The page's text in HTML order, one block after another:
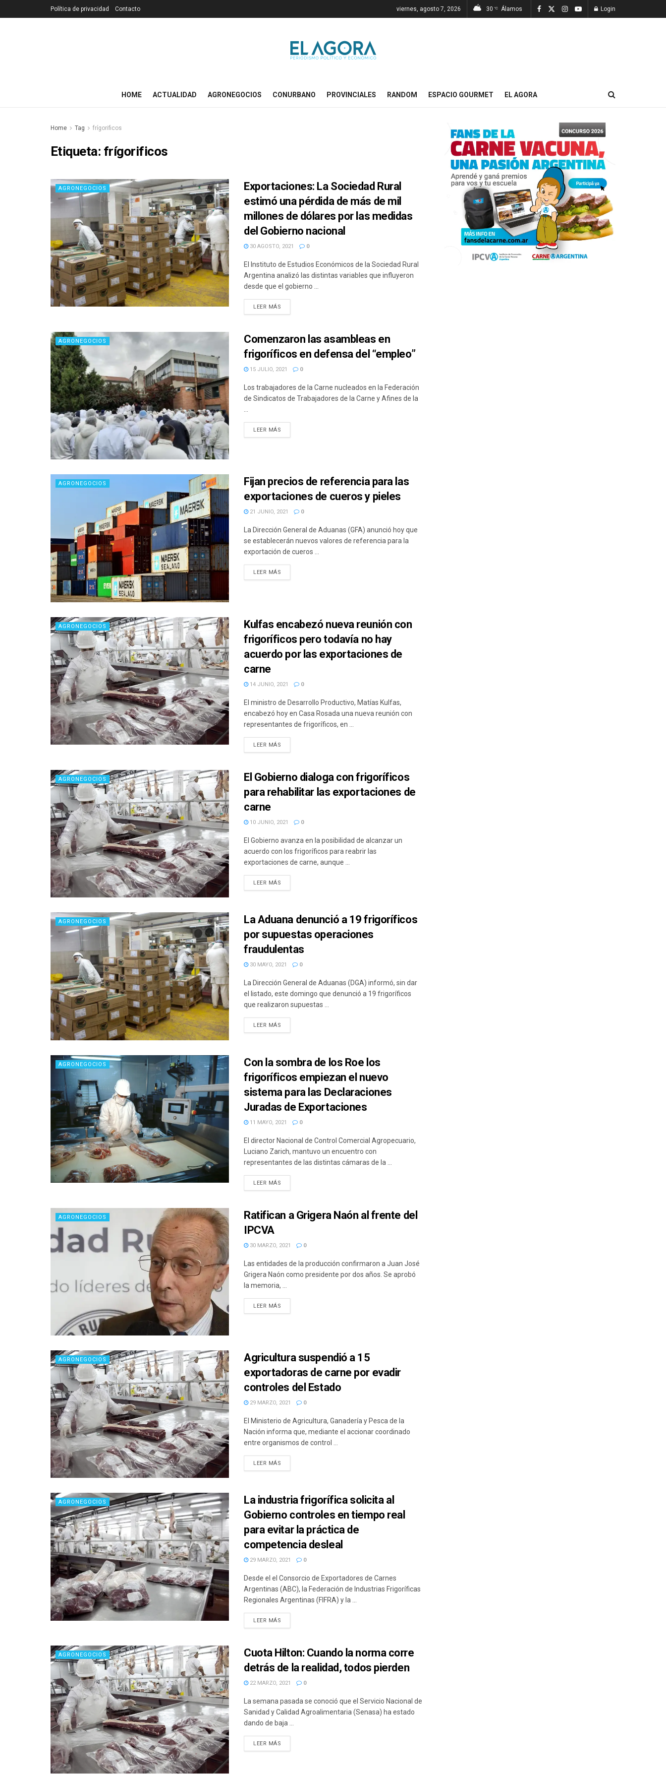
Política de privacidad Contacto viernes, agosto 7, 2026 30 °C Álamos Login
HOME ACTUALIDAD AGRONEGOCIOS CONURBANO PROVINCIALES RANDOM ESPACIO GOURMET EL AGORA
Home Tag frígorificos
Etiqueta: frígorificos
AGRONEGOCIOS
Exportaciones: La Sociedad Rural
estimó una pérdida de más de mil
millones de dólares por las medidas
del Gobierno nacional
30 AGOSTO, 2021 0
El Instituto de Estudios Económicos de la Sociedad Rural
Argentina analizó las distintas variables que influyeron
desde que el gobierno ...
LEER MÁS
AGRONEGOCIOS
Comenzaron las asambleas en
frigoríficos en defensa del “empleo”
15 JULIO, 2021 0
Los trabajadores de la Carne nucleados en la Federación
de Sindicatos de Trabajadores de la Carne y Afines de la
LEER MÁS
AGRONEGOCIOS
Fijan precios de referencia para las
exportaciones de cueros y pieles
21 JUNIO, 2021 0
La Dirección General de Aduanas (GFA) anunció hoy que
se establecerán nuevos valores de referencia para la
exportación de cueros ...
LEER MÁS
AGRONEGOCIOS
Kulfas encabezó nueva reunión con
frigoríficos pero todavía no hay
acuerdo por las exportaciones de
carne
14 JUNIO, 2021 0
El ministro de Desarrollo Productivo, Matías Kulfas,
encabezó hoy en Casa Rosada una nueva reunión con
representantes de frigoríficos, en ...
LEER MÁS
AGRONEGOCIOS
El Gobierno dialoga con frigoríficos
para rehabilitar las exportaciones de
carne
10 JUNIO, 2021 0
El Gobierno avanza en la posibilidad de alcanzar un
acuerdo con los frigoríficos para reabrir las
exportaciones de carne, aunque ...
LEER MÁS
AGRONEGOCIOS
La Aduana denunció a 19 frigoríficos
por supuestas operaciones
fraudulentas
30 MAYO, 2021 0
La Dirección General de Aduanas (DGA) informó, sin dar
el listado, este domingo que denunció a 19 frigoríficos
que realizaron supuestas ...
LEER MÁS
AGRONEGOCIOS
Con la sombra de los Roe los
frigoríficos empiezan el nuevo
sistema para las Declaraciones
Juradas de Exportaciones
11 MAYO, 2021 0
El director Nacional de Control Comercial Agropecuario,
Luciano Zarich, mantuvo un encuentro con
representantes de las distintas cámaras de la ...
LEER MÁS
AGRONEGOCIOS
Ratifican a Grigera Naón al frente del
IPCVA
30 MARZO, 2021 0
Las entidades de la producción confirmaron a Juan José
Grigera Naón como presidente por dos años. Se aprobó
la memoria, ...
LEER MÁS
AGRONEGOCIOS
Agricultura suspendió a 15
exportadoras de carne por evadir
controles del Estado
29 MARZO, 2021 0
El Ministerio de Agricultura, Ganadería y Pesca de la
Nación informa que, mediante el accionar coordinado
entre organismos de control ...
LEER MÁS
AGRONEGOCIOS
La industria frigorífica solicita al
Gobierno controles en tiempo real
para evitar la práctica de
competencia desleal
29 MARZO, 2021 0
Desde el el Consorcio de Exportadores de Carnes
Argentinas (ABC), la Federación de Industrias Frigoríficas
Regionales Argentinas (FIFRA) y la ...
LEER MÁS
AGRONEGOCIOS
Cuota Hilton: Cuando la norma corre
detrás de la realidad, todos pierden
22 MARZO, 2021 0
La semana pasada se conoció que el Servicio Nacional de
Sanidad y Calidad Agroalimentaria (Senasa) ha estado
dando de baja ...
LEER MÁS